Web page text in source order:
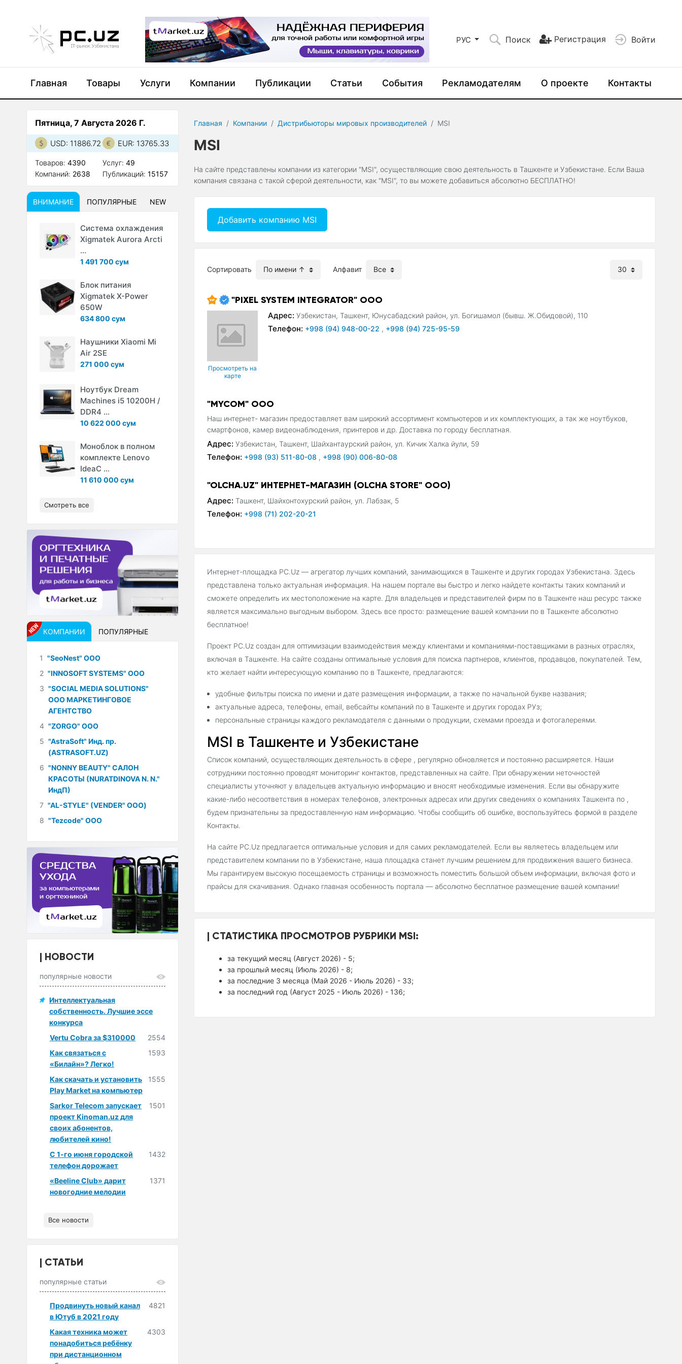
РУС Поиск Регистрация Войти
Главная Товары Услуги Компании Публикации Статьи События Рекламодателям О проекте Контакты
Главная Компании Дистрибьюторы мировых производителей MSI
MSI
На сайте представлены компании из категории "MSI", осуществляющие свою деятельность в Ташкенте и Узбекистане. Если Ваша
компания связана с такой сферой деятельности, как "MSI", то вы можете добавиться абсолютно БЕСПЛАТНО!
Добавить компанию MSI
Сортировать Алфавит
"PIXEL SYSTEM INTEGRATOR" ООО
Просмотреть на
карте
Адрес: Узбекистан, Ташкент, Юнусабадский район, ул. Богишамол (бывш. Ж.Обидовой), 110
Телефон: +998 (94) 948-00-22 , +998 (94) 725-95-59
"MYCOM" ООО
Наш интернет- магазин предоставляет вам широкий ассортимент компьютеров и их комплектующих, а так же ноутбуков,
смартфонов, камер видеонаблюдения, принтеров и др. Доставка по городу бесплатная.
Адрес: Узбекистан, Ташкент, Шайхантаурский район, ул. Кичик Халка йули, 59
Телефон: +998 (93) 511-80-08 , +998 (90) 006-80-08
"OLCHA.UZ" ИНТЕРНЕТ-МАГАЗИН (OLCHA STORE" ООО)
Адрес: Ташкент, Шайхонтохурский район, ул. Лабзак, 5
Телефон: +998 (71) 202-20-21
Интернет-площадка PC.Uz — агрегатор лучших компаний, занимающихся в Ташкенте и других городах Узбекистана. Здесь
представлена только актуальная информация. На нашем портале вы быстро и легко найдете контакты таких компаний и
сможете определить их местоположение на карте. Для владельцев и представителей фирм по в Ташкенте наш ресурс также
является максимально выгодным выбором. Здесь все просто: размещение вашей компании по в Ташкенте абсолютно
бесплатное!
Проект PC.Uz создан для оптимизации взаимодействия между клиентами и компаниями-поставщиками в разных отраслях,
включая в Ташкенте. На сайте созданы оптимальные условия для поиска партнеров, клиентов, продавцов, покупателей. Тем,
кто желает найти интересующую компанию по в Ташкенте, предлагаются:
удобные фильтры поиска по имени и дате размещения информации, а также по начальной букве названия;
актуальные адреса, телефоны, email, вебсайты компаний по в Ташкенте и других городах РУз;
персональные страницы каждого рекламодателя с данными о продукции, схемами проезда и фотогалереями.
MSI в Ташкенте и Узбекистане
Список компаний, осуществляющих деятельность в сфере , регулярно обновляется и постоянно расширяется. Наши
сотрудники постоянно проводят мониторинг контактов, представленных на сайте. При обнаружении неточностей
специалисты уточняют у владельцев актуальную информацию и вносят необходимые изменения. Если вы обнаружите
какие-либо несоответствия в номерах телефонов, электронных адресах или других сведениях о компаниях Ташкента по ,
будем признательны за предоставленную нам информацию. Чтобы сообщить об ошибке, воспользуйтесь формой в разделе
Контакты.
На сайте PC.Uz предлагается оптимальные условия и для самих рекламодателей. Если вы являетесь владельцем или
представителем компании по в Узбекистане, наша площадка станет лучшим решением для продвижения вашего бизнеса.
Мы гарантируем высокую посещаемость страницы и возможность поместить большой объем информации, включая фото и
прайсы для скачивания. Однако главная особенность портала — абсолютно бесплатное размещение вашей компании!
СТАТИСТИКА ПРОСМОТРОВ РУБРИКИ MSI:
за текущий месяц (Август 2026) - 5;
за прошлый месяц (Июль 2026) - 8;
за последние 3 месяца (Май 2026 - Июль 2026) - 33;
за последний год (Август 2025 - Июль 2026) - 136;
Пятница, 7 Августа 2026 Г.
USD: 11886.72 EUR: 13765.33
Товаров: 4390
Компаний: 2638
Услуг:49
Публикаций:15157
ВНИМАНИЕ ПОПУЛЯРНЫЕ NEW
Система охлаждения
Xigmatek Aurora Arcti
...
1 491 700 сум
Блок питания
Xigmatek X-Power
650W
634 800 сум
Наушники Xiaomi Mi
Air 2SE
271 000 сум
Ноутбук Dream
Machines i5 10200H /
DDR4 ...
10 622 000 сум
Моноблок в полном
комплекте Lenovo
IdeaC ...
11 610 000 сум
Смотреть все
КОМПАНИИ ПОПУЛЯРНЫЕ
1 "SeoNest" ООО
2 "INNOSOFT SYSTEMS" ООО
3 "SOCIAL MEDIA SOLUTIONS"
ООО МАРКЕТИНГОВОЕ
АГЕНТСТВО
4 "ZORGO" ООО
5 "AstraSoft" Инд. пр.
(ASTRASOFT.UZ)
6 "NONNY BEAUTY" САЛОН
КРАСОТЫ (NURATDINOVA N. N."
ИндП)
7 "AL-STYLE" (VENDER" ООО)
8 "Tezcode" ООО
НОВОСТИ
популярные новости
Интеллектуальная
собственность. Лучшие эссе
конкурса
Vertu Cobra за $310000
2554
Как связаться с
«Билайн»? Легко!
1593
Как скачать и установить
Play Market на компьютер
1555
Sarkor Telecom запускает
проект Kinoman.uz для
своих абонентов,
любителей кино!
1501
С 1-го июня городской
телефон дорожает
1432
«Beeline Club» дарит
новогодние мелодии
1371
Все новости
СТАТЬИ
популярные статьи
Продвинуть новый канал
в Ютуб в 2021 году
4821
Какая техника может
понадобиться ребёнку
при дистанционном
4303